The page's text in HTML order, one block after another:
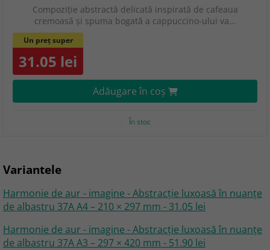
Compoziție abstractă delicată inspirată de cafeaua
cremoasă și spuma bogată a cappuccino-ului va…
Un preț super
31.05 lei
Adăugare în coş
În stoc
Variantele
Harmonie de aur - imagine - Abstracție luxoasă în nuanțe
de albastru 37A A4 – 210 × 297 mm - 31.05 lei
Harmonie de aur - imagine - Abstracție luxoasă în nuanțe
de albastru 37A A3 – 297 × 420 mm - 51.90 lei